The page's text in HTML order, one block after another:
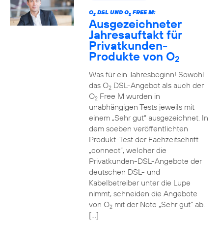
O2DSL UND O2FREE M:
Ausgezeichneter
Jahresauftakt für
Privatkunden-
Produkte von O2
Was für ein Jahresbeginn! Sowohl
das O2DSL-Angebot als auch der
O2Free M wurden in
unabhängigen Tests jeweils mit
einem „Sehr gut“ ausgezeichnet. In
dem soeben veröffentlichten
Produkt-Test der Fachzeitschrift
„connect“, welcher die
Privatkunden-DSL-Angebote der
deutschen DSL- und
Kabelbetreiber unter die Lupe
nimmt, schneiden die Angebote
von O2mit der Note „Sehr gut“ ab.
[…]